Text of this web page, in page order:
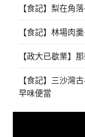
【食記】梨在角
【食記】林場肉
【政大已歇業】
【食記】三沙灣
早味便當